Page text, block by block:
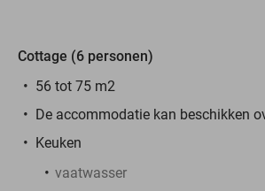
Cottage (6 personen)
56 tot 75 m2
De accommodatie kan beschikken
Keuken
vaatwasser